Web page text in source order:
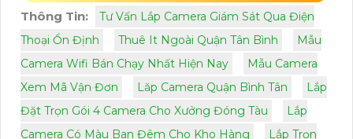
Thông Tin:
Tư Vấn Lắp Camera Giám Sát Qua Điện
Thoại Ổn Định
Thuê It Ngoài Quận Tân Bình
Mẫu
Camera Wifi Bán Chạy Nhất Hiện Nay
Mẫu Camera
Xem Mã Vận Đơn
Lăp Camera Quận Bình Tân
Lắp
Đặt Trọn Gói 4 Camera Cho Xưởng Đóng Tàu
Lắp
Camera Có Màu Ban Đêm Cho Kho Hàng
Lắp Trọn